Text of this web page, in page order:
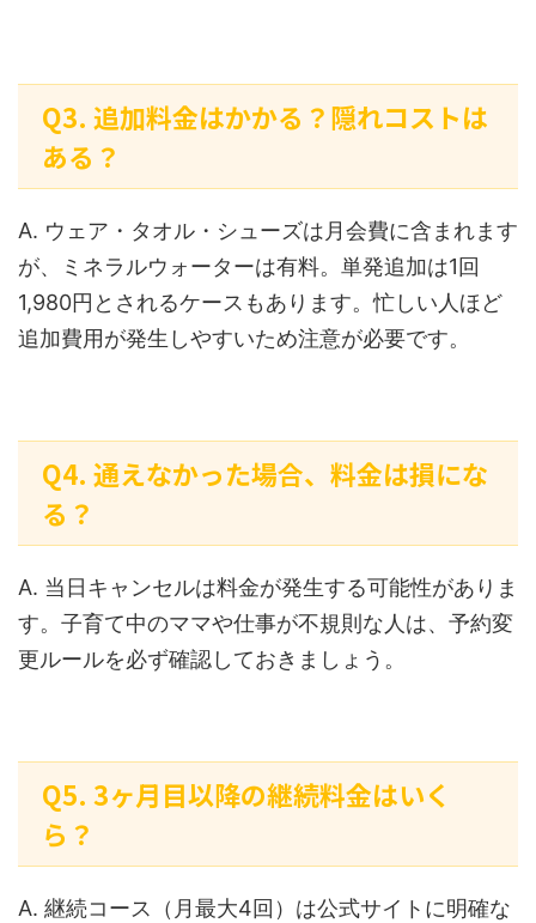
Q3. 追加料金はかかる？隠れコストは
ある？
A. ウェア・タオル・シューズは月会費に含まれます
が、ミネラルウォーターは有料。単発追加は1回
1,980円とされるケースもあります。忙しい人ほど
追加費用が発生しやすいため注意が必要です。
Q4. 通えなかった場合、料金は損にな
る？
A. 当日キャンセルは料金が発生する可能性がありま
す。子育て中のママや仕事が不規則な人は、予約変
更ルールを必ず確認しておきましょう。
Q5. 3ヶ月目以降の継続料金はいく
ら？
A. 継続コース（月最大4回）は公式サイトに明確な